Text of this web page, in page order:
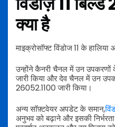
क्या है
माइक्रोसॉफ्ट विंडोज 11 के
उन्होंने कैनरी चैनल में उन
जारी किया और देव चैनल में उन
26052.1100 जारी किया।
अन्य सॉफ़्टवेयर अपडेट के समान,
अनुभव को बढ़ाने और इसकी